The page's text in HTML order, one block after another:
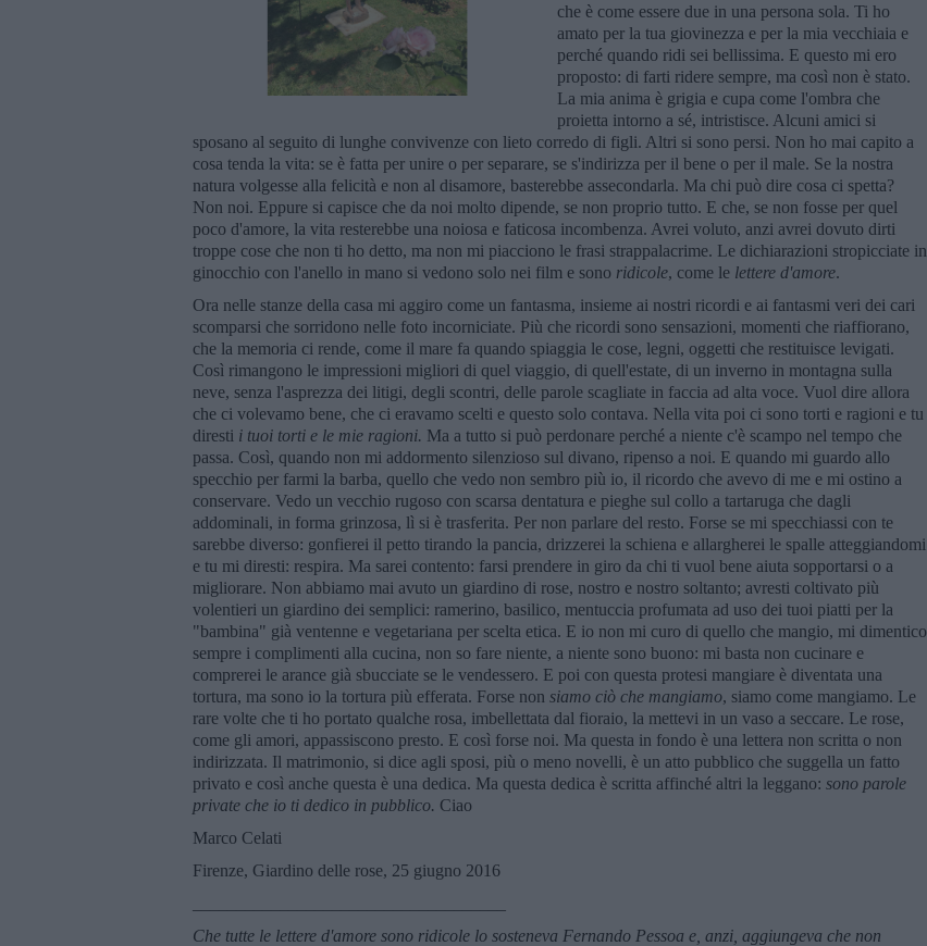
che è come essere due in una persona sola. Ti ho
amato per la tua giovinezza e per la mia vecchiaia e
perché quando ridi sei bellissima. E questo mi ero
proposto: di farti ridere sempre, ma così non è stato.
La mia anima è grigia e cupa come l'ombra che
proietta intorno a sé, intristisce. Alcuni amici si
sposano al seguito di lunghe convivenze con lieto corredo di figli. Altri si sono persi. Non ho mai capito a
cosa tenda la vita: se è fatta per unire o per separare, se s'indirizza per il bene o per il male. Se la nostra
natura volgesse alla felicità e non al disamore, basterebbe assecondarla. Ma chi può dire cosa ci spetta?
Non noi. Eppure si capisce che da noi molto dipende, se non proprio tutto. E che, se non fosse per quel
poco d'amore, la vita resterebbe una noiosa e faticosa incombenza. Avrei voluto, anzi avrei dovuto dirti
troppe cose che non ti ho detto, ma non mi piacciono le frasi strappalacrime. Le dichiarazioni stropicciate in
ginocchio con l'anello in mano si vedono solo nei film e sono ridicole, come le lettere d'amore.
Ora nelle stanze della casa mi aggiro come un fantasma, insieme ai nostri ricordi e ai fantasmi veri dei cari
scomparsi che sorridono nelle foto incorniciate. Più che ricordi sono sensazioni, momenti che riaffiorano,
che la memoria ci rende, come il mare fa quando spiaggia le cose, legni, oggetti che restituisce levigati.
Così rimangono le impressioni migliori di quel viaggio, di quell'estate, di un inverno in montagna sulla
neve, senza l'asprezza dei litigi, degli scontri, delle parole scagliate in faccia ad alta voce. Vuol dire allora
che ci volevamo bene, che ci eravamo scelti e questo solo contava. Nella vita poi ci sono torti e ragioni e tu
diresti i tuoi torti e le mie ragioni. Ma a tutto si può perdonare perché a niente c'è scampo nel tempo che
passa. Così, quando non mi addormento silenzioso sul divano, ripenso a noi. E quando mi guardo allo
specchio per farmi la barba, quello che vedo non sembro più io, il ricordo che avevo di me e mi ostino a
conservare. Vedo un vecchio rugoso con scarsa dentatura e pieghe sul collo a tartaruga che dagli
addominali, in forma grinzosa, lì si è trasferita. Per non parlare del resto. Forse se mi specchiassi con te
sarebbe diverso: gonfierei il petto tirando la pancia, drizzerei la schiena e allargherei le spalle atteggiandomi
e tu mi diresti: respira. Ma sarei contento: farsi prendere in giro da chi ti vuol bene aiuta sopportarsi o a
migliorare. Non abbiamo mai avuto un giardino di rose, nostro e nostro soltanto; avresti coltivato più
volentieri un giardino dei semplici: ramerino, basilico, mentuccia profumata ad uso dei tuoi piatti per la
"bambina" già ventenne e vegetariana per scelta etica. E io non mi curo di quello che mangio, mi dimentico
sempre i complimenti alla cucina, non so fare niente, a niente sono buono: mi basta non cucinare e
comprerei le arance già sbucciate se le vendessero. E poi con questa protesi mangiare è diventata una
tortura, ma sono io la tortura più efferata. Forse non siamo ciò che mangiamo, siamo come mangiamo. Le
rare volte che ti ho portato qualche rosa, imbellettata dal fioraio, la mettevi in un vaso a seccare. Le rose,
come gli amori, appassiscono presto. E così forse noi. Ma questa in fondo è una lettera non scritta o non
indirizzata. Il matrimonio, si dice agli sposi, più o meno novelli, è un atto pubblico che suggella un fatto
privato e così anche questa è una dedica. Ma questa dedica è scritta affinché altri la leggano: sono parole
private che io ti dedico in pubblico. Ciao
Marco Celati
Firenze, Giardino delle rose, 25 giugno 2016
Che tutte le lettere d'amore sono ridicole lo sosteneva Fernando Pessoa e, anzi, aggiungeva che non